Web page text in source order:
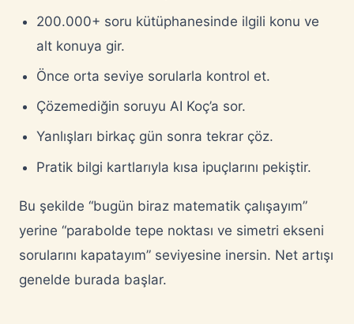
200.000+ soru kütüphanesinde ilgili konu ve
alt konuya gir.
Önce orta seviye sorularla kontrol et.
Çözemediğin soruyu AI Koç’a sor.
Yanlışları birkaç gün sonra tekrar çöz.
Pratik bilgi kartlarıyla kısa ipuçlarını pekiştir.
Bu şekilde “bugün biraz matematik çalışayım”
yerine “parabolde tepe noktası ve simetri ekseni
sorularını kapatayım” seviyesine inersin. Net artışı
genelde burada başlar.